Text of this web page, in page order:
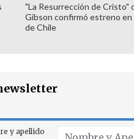
"La Resurrección de Cristo"
Gibson confirmó estreno en
de Chile
y apellido